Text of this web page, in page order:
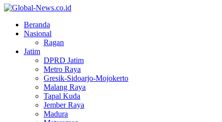
Beranda
Nasional
Ragan
Jatim
DPRD Jatim
Metro Raya
Gresik-Sidoarjo-Mojokerto
Malang Raya
Tapal Kuda
Jember Raya
Madura